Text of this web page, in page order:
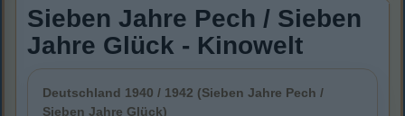
Sieben Jahre Pech / Sieben
Jahre Glück - Kinowelt
Deutschland 1940 / 1942 (Sieben Jahre Pech /
Sieben Jahre Glück)